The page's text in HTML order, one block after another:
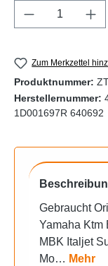
Produkt
Zum Merkzettel
Produktnummer:
Herstellernummer:
1D001697R 640692
Gebraucht
Yamaha Ktm
MBK Italjet
Mo… Mehr